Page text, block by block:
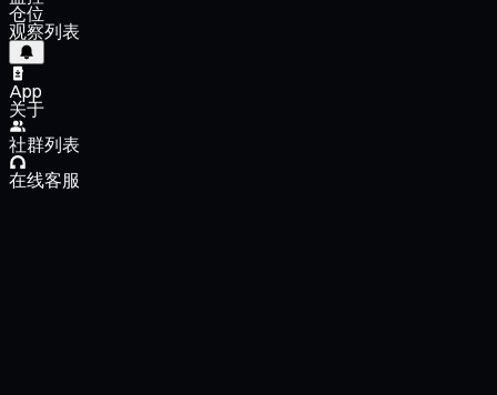
仓位
观察列表
App
关于
社群列表
在线客服